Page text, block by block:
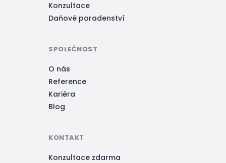
Konzultace
Daňové poradenství
SPOLEČNOST
O nás
Reference
Kariéra
Blog
KONTAKT
Konzultace zdarma